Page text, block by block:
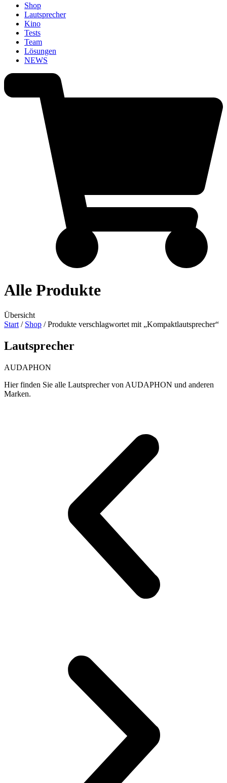
Shop
Lautsprecher
Kino
Tests
Team
Lösungen
NEWS
Alle Produkte
Übersicht
Start / Shop / Produkte verschlagwortet mit „Kompaktlautsprecher“
Lautsprecher
AUDAPHON
Hier finden Sie alle Lautsprecher von AUDAPHON und anderen
Marken.